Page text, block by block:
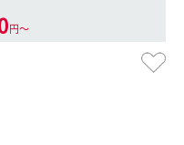
円〜